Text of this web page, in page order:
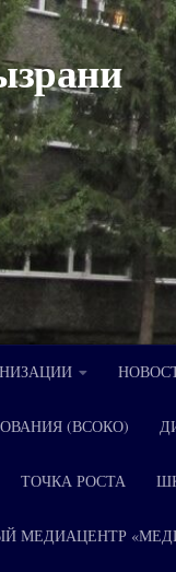
(ВСОКО)
ТОЧКА РОСТА
МЕДИАЦЕНТР